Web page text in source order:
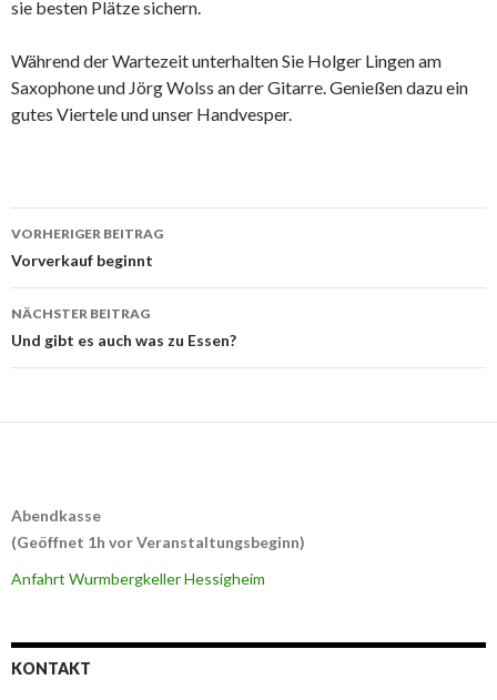
sie besten Plätze sichern.
Während der Wartezeit unterhalten Sie Holger Lingen am
Saxophone und Jörg Wolss an der Gitarre. Genießen dazu ein
gutes Viertele und unser Handvesper.
Beitrags-
Navigation
VORHERIGER BEITRAG
Vorverkauf beginnt
NÄCHSTER BEITRAG
Und gibt es auch was zu Essen?
Abendkasse
(Geöffnet 1h vor Veranstaltungsbeginn)
Anfahrt Wurmbergkeller Hessigheim
KONTAKT